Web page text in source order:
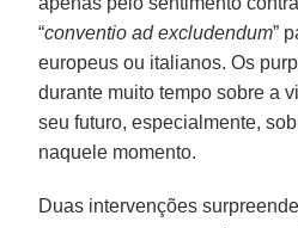
“conventio ad excludendum”
europeus ou italianos. Os
durante muito tempo sobre a
seu futuro, especialmente,
naquele momento.
Duas intervenções